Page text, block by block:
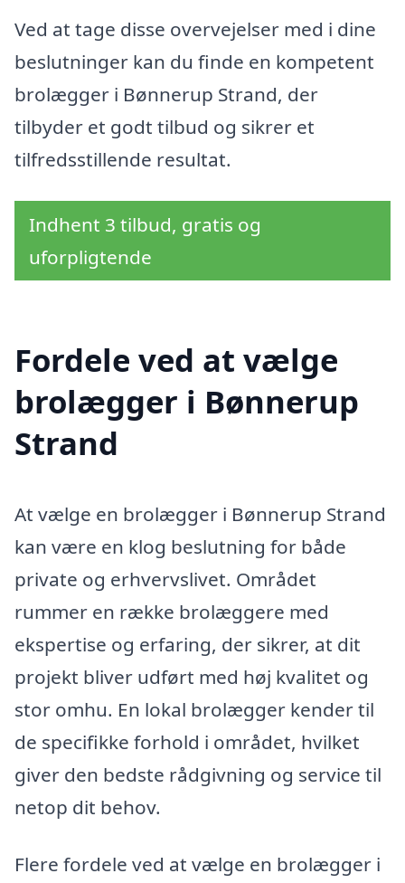
Ved at tage disse overvejelser med i dine
beslutninger kan du finde en kompetent
brolægger i Bønnerup Strand, der
tilbyder et godt tilbud og sikrer et
tilfredsstillende resultat.
Indhent 3 tilbud, gratis og
uforpligtende
Fordele ved at vælge
brolægger i Bønnerup
Strand
At vælge en brolægger i Bønnerup Strand
kan være en klog beslutning for både
private og erhvervslivet. Området
rummer en række brolæggere med
ekspertise og erfaring, der sikrer, at dit
projekt bliver udført med høj kvalitet og
stor omhu. En lokal brolægger kender til
de specifikke forhold i området, hvilket
giver den bedste rådgivning og service til
netop dit behov.
Flere fordele ved at vælge en brolægger i